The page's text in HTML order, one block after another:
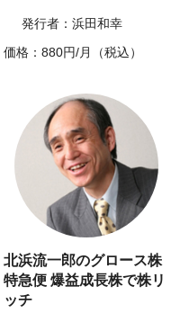
発行者：浜田和幸
価格：880円/月（税込）
北浜流一郎のグロース株
特急便 爆益成長株で株リ
ッチ